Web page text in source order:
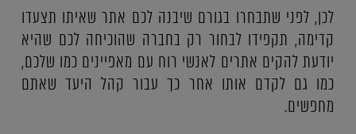
לכן, לפני שתבחרו בגורם שיבנה לכם אתר שאיתו תצעדו
קדימה, תקפידו לבחור רק בחברה שהוכיחה לכם שהיא
יודעת להקים אתרים לאנשי רוח עם מאפיינים כמו שלכם,
כמו גם לקדם אותו אחר כך עבור קהל היעד שאתם
מחפשים.